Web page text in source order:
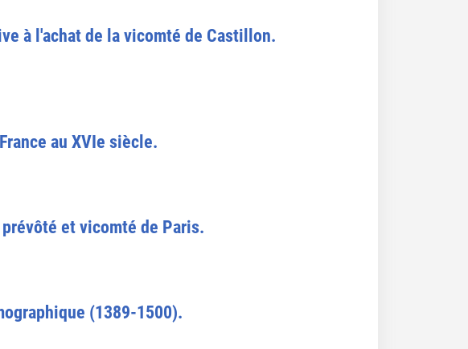
à l'achat de la vicomté de Castillon.
au XVIe siècle.
et vicomté de Paris.
(1389-1500).